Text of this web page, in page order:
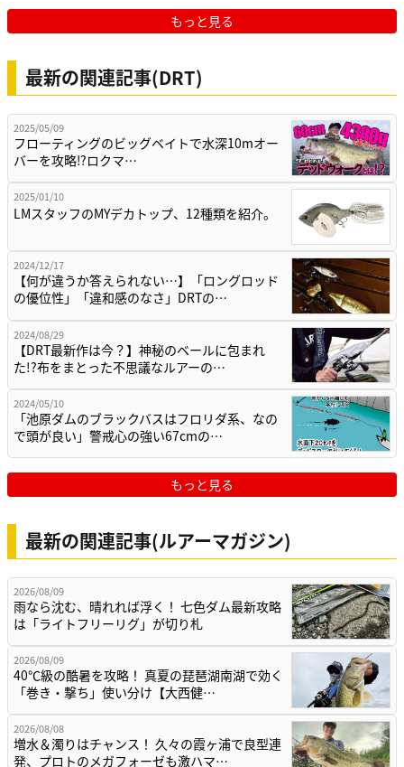
もっと見る
最新の関連記事(DRT)
2025/05/09
フローティングのビッグベイトで水深10mオー
バーを攻略⁉ロクマ…
2025/01/10
LMスタッフのMYデカトップ、12種類を紹介。
2024/12/17
【何が違うか答えられない…】「ロングロッド
の優位性」「違和感のなさ」DRTの…
2024/08/29
【DRT最新作は今？】神秘のベールに包まれ
た!?布をまとった不思議なルアーの…
2024/05/10
「池原ダムのブラックバスはフロリダ系、なの
で頭が良い」警戒心の強い67cmの…
もっと見る
最新の関連記事(ルアーマガジン)
2026/08/09
雨なら沈む、晴れれば浮く！ 七色ダム最新攻略
は「ライトフリーリグ」が切り札
2026/08/09
40℃級の酷暑を攻略！ 真夏の琵琶湖南湖で効く
「巻き・撃ち」使い分け【大西健…
2026/08/08
増水＆濁りはチャンス！ 久々の霞ヶ浦で良型連
発、プロトのメガフォーゼも激ハマ…